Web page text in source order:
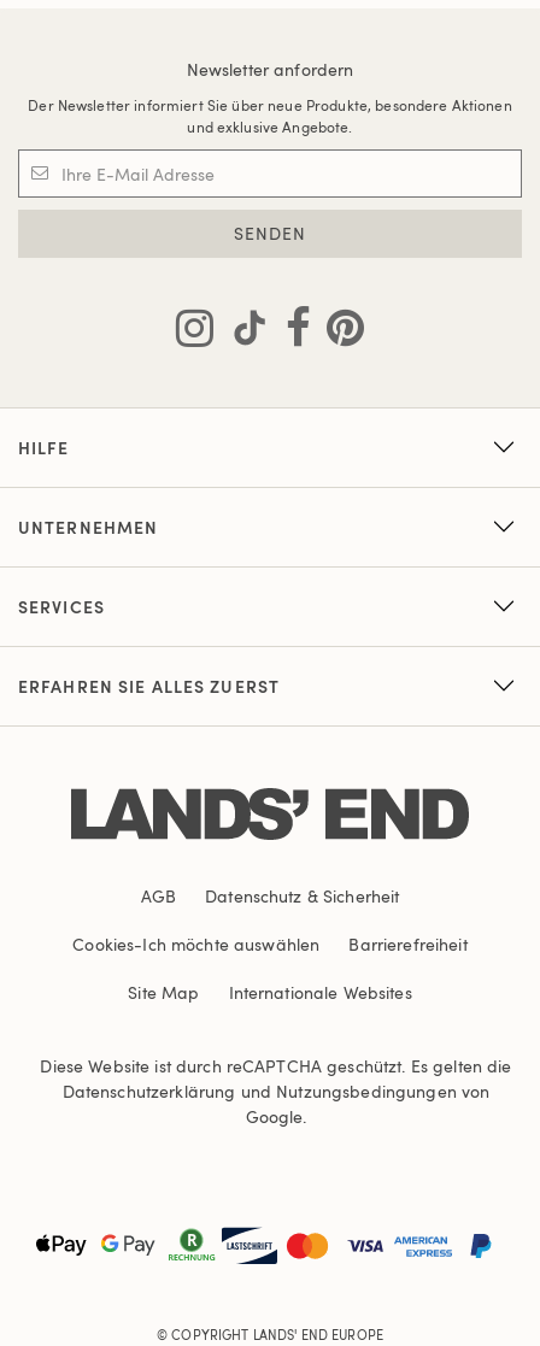
Newsletter anfordern
Der Newsletter informiert Sie über neue Produkte, besondere Aktionen
und exklusive Angebote.
SENDEN
HILFE
UNTERNEHMEN
SERVICES
ERFAHREN SIE ALLES ZUERST
AGB Datenschutz & Sicherheit
Cookies-Ich möchte auswählen Barrierefreiheit
Site Map Internationale Websites
Diese Website ist durch reCAPTCHA geschützt. Es gelten die
Datenschutzerklärung und Nutzungsbedingungen von
Google.
© COPYRIGHT LANDS' END EUROPE